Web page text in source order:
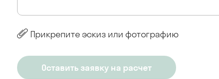
Прикрепите эскиз или фотографию